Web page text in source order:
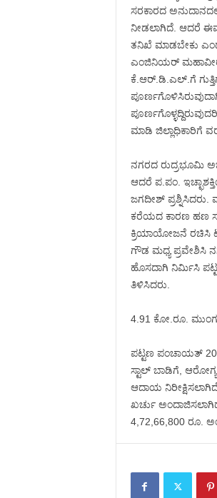
ಸರಕಾರದ
ನೀಡಲಾಗಿದೆ‌. ಆದರೆ
ತನಿಖೆ ಮಾಡಬೇಕು
ಎಂಜಿನಿಯರ್ ಮಹಾವೀರ
ಕೆ.ಆರ್.ಡಿ.ಎಲ್.ಗೆ
ಮಾಡಿ ಜಿಲ್ಲಾಧಿಕಾರಿಗೆ
ನಗರದ ರುದ್ರಭೂಮಿ
ಆದರೆ ಪ.ಪಂ.
ಜಗದೀಶ್ ಪ್ರಶ್ನಿಸಿದರು.
ಕರೆಯದ ಕಾರಣ ಹಣ
ಕ್ರಿಯಾಯೋಜನೆ ರಚಿಸಿ
ಗೌಡ ಮಧ್ಯ ಪ್ರವೇಶಿಸಿ
ಹೊಸದಾಗಿ ನಿರ್ಮಿಸಿ
ತಿಳಿಸಿದರು.
4.91 ಕೋ.ರೂ.
ಪಟ್ಟಣ ಪಂಚಾಯತ್
ಸ್ಟಾಲ್ ಬಾಡಿಗೆ,
ಆದಾಯ
ಖರ್ಚು
4,72,66,800 ರೂ.